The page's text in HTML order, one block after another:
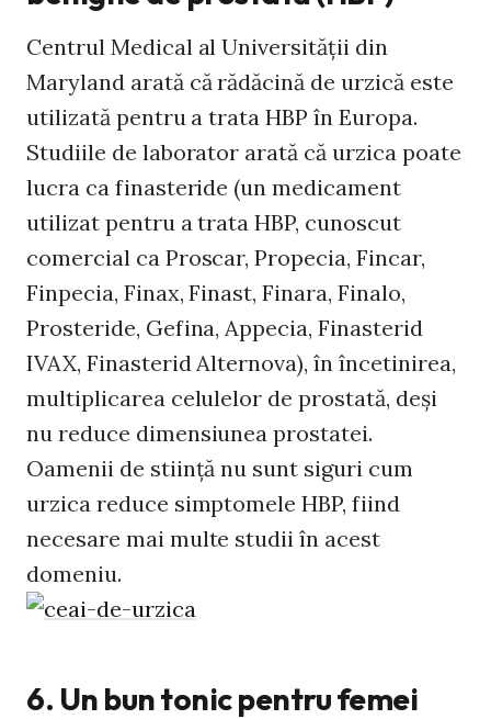
Centrul Medical al Universităţii din
Maryland arată că rădăcină de urzică este
utilizată pentru a trata HBP în Europa.
Studiile de laborator arată că urzica poate
lucra ca finasteride (un medicament
utilizat pentru a trata HBP, cunoscut
comercial ca Proscar, Propecia, Fincar,
Finpecia, Finax, Finast, Finara, Finalo,
Prosteride, Gefina, Appecia, Finasterid
IVAX, Finasterid Alternova), în încetinirea,
multiplicarea celulelor de prostată, deși
nu reduce dimensiunea prostatei.
Oamenii de stiinţă nu sunt siguri cum
urzica reduce simptomele HBP, fiind
necesare mai multe studii în acest
domeniu.
6. Un bun tonic pentru femei